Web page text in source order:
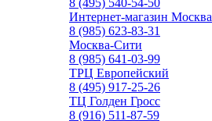
8 (495) 540-54-50
Интернет-магазин Москва
8 (985) 623-83-31
Москва-Сити
8 (985) 641-03-99
ТРЦ Европейский
8 (495) 917-25-26
ТЦ Голден Гросс
8 (916) 511-87-59